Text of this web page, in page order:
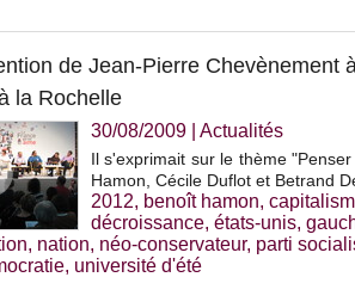
de Jean-Pierre Chevènement
la Rochelle
30/08/2009 Actualités
Il s'exprimait sur le thème
Hamon, Cécile Duflot et Betrand
2012, benoît hamon,
décroissance, états-unis,
, nation, néo-conservateur, parti
, université d'été